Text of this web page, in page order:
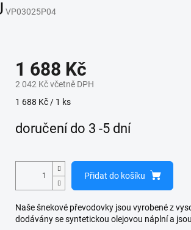
VP03025P04
1 688 Kč
2 042 Kč včetně DPH
Měrná
1 688 Kč / 1 ks
doručení do 3 -5 dní
Přidat do košíku
Naše šnekové převodovky jsou vyrobené z
dodávány se syntetickou olejovou náplní a